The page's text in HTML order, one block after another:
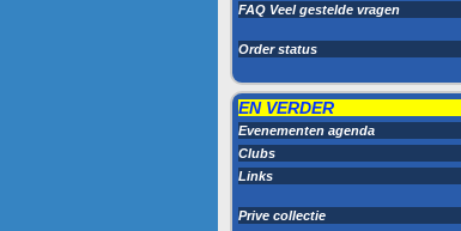
FAQ Veel gestelde vragen
Order status
EN VERDER
Evenementen agenda
Clubs
Links
Prive collectie